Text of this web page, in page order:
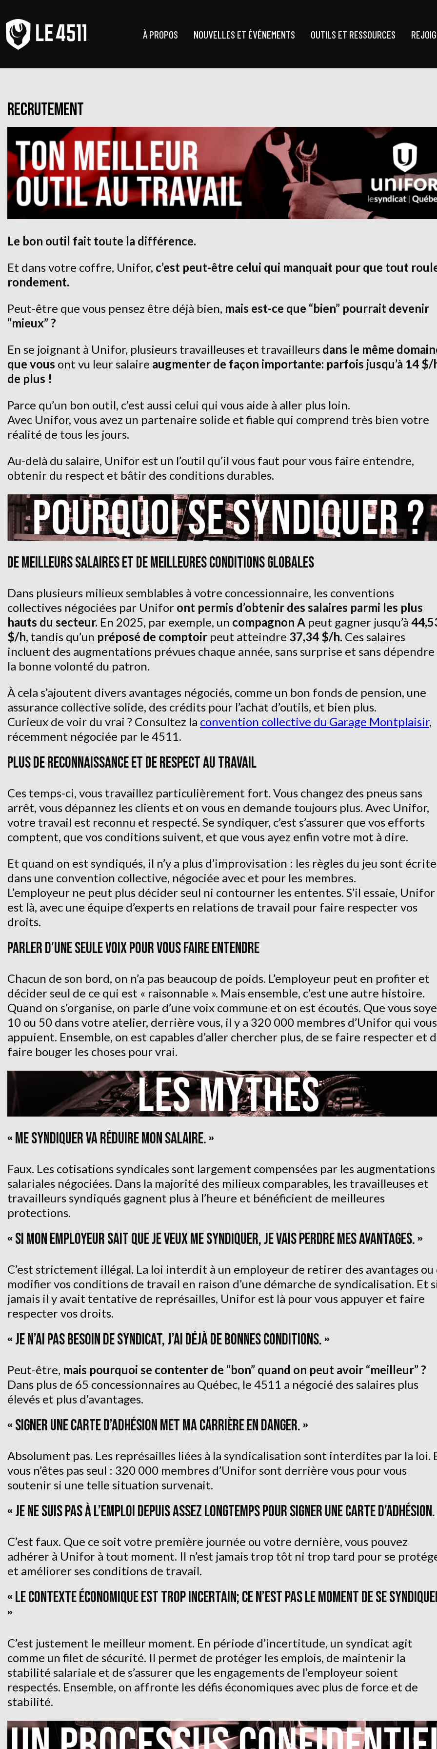
À PROPOS NOUVELLES ET ÉVÉNEMENTS OUTILS ET RESSOURCES
Recrutement
Le bon outil fait toute la différence.
Et dans votre coffre, Unifor, c’est peut-être celui qui manquait pour que tout
rondement.
Peut-être que vous pensez être déjà bien, mais est-ce que “bien” pourrait devenir
“mieux” ?
En se joignant à Unifor, plusieurs travailleuses et travailleurs dans le même
que vous ont vu leur salaire augmenter de façon importante: parfois jusqu’à 14 $/
de plus !
Parce qu’un bon outil, c’est aussi celui qui vous aide à aller plus loin.
Avec Unifor, vous avez un partenaire solide et fiable qui comprend très bien votre
réalité de tous les jours.
Au-delà du salaire, Unifor est un l’outil qu’il vous faut pour vous faire entendre,
obtenir du respect et bâtir des conditions durables.
DE MEILLEURS SALAIRES ET DE MEILLEURES CONDITIONS GLOBALES
Dans plusieurs milieux semblables à votre concessionnaire, les conventions
collectives négociées par Unifor ont permis d’obtenir des salaires parmi les plus
hauts du secteur. En 2025, par exemple, un compagnon A peut gagner jusqu’à
$/h, tandis qu’un préposé de comptoir peut atteindre 37,34 $/h. Ces salaires
incluent des augmentations prévues chaque année, sans surprise et sans dépendre
la bonne volonté du patron.
À cela s’ajoutent divers avantages négociés, comme un bon fonds de pension, une
assurance collective solide, des crédits pour l’achat d’outils, et bien plus.
Curieux de voir du vrai ? Consultez la convention collective du Garage Montplaisir,
récemment négociée par le 4511.
PLUS DE RECONNAISSANCE ET DE RESPECT AU TRAVAIL
Ces temps-ci, vous travaillez particulièrement fort. Vous changez des pneus sans
arrêt, vous dépannez les clients et on vous en demande toujours plus. Avec Unifor,
votre travail est reconnu et respecté. Se syndiquer, c’est s’assurer que vos efforts
comptent, que vos conditions suivent, et que vous ayez enfin votre mot à dire.
Et quand on est syndiqués, il n’y a plus d’improvisation : les règles du jeu sont
dans une convention collective, négociée avec et pour les membres.
L’employeur ne peut plus décider seul ni contourner les ententes. S’il essaie, Unifor
est là, avec une équipe d’experts en relations de travail pour faire respecter vos
droits.
PARLER D’UNE SEULE VOIX POUR VOUS FAIRE ENTENDRE
Chacun de son bord, on n’a pas beaucoup de poids. L’employeur peut en profiter et
décider seul de ce qui est « raisonnable ». Mais ensemble, c’est une autre histoire.
Quand on s’organise, on parle d’une voix commune et on est écoutés. Que vous
10 ou 50 dans votre atelier, derrière vous, il y a 320 000 membres d’Unifor qui vous
appuient. Ensemble, on est capables d’aller chercher plus, de se faire respecter et
faire bouger les choses pour vrai.
« ME SYNDIQUER VA RÉDUIRE MON SALAIRE. »
Faux. Les cotisations syndicales sont largement compensées par les augmentations
salariales négociées. Dans la majorité des milieux comparables, les travailleuses et
travailleurs syndiqués gagnent plus à l’heure et bénéficient de meilleures
protections.
« SI MON EMPLOYEUR SAIT QUE JE VEUX ME SYNDIQUER, JE VAIS PERDRE MES AVANTAGES. »
C’est strictement illégal. La loi interdit à un employeur de retirer des avantages ou
modifier vos conditions de travail en raison d’une démarche de syndicalisation. Et
jamais il y avait tentative de représailles, Unifor est là pour vous appuyer et faire
respecter vos droits.
« JE N’AI PAS BESOIN DE SYNDICAT, J’AI DÉJÀ DE BONNES CONDITIONS. »
Peut-être, mais pourquoi se contenter de “bon” quand on peut avoir “meilleur” ?
Dans plus de 65 concessionnaires au Québec, le 4511 a négocié des salaires plus
élevés et plus d’avantages.
« SIGNER UNE CARTE D’ADHÉSION MET MA CARRIÈRE EN DANGER. »
Absolument pas. Les représailles liées à la syndicalisation sont interdites par la loi.
vous n’êtes pas seul : 320 000 membres d’Unifor sont derrière vous pour vous
soutenir si une telle situation survenait.
« JE NE SUIS PAS À L’EMPLOI DEPUIS ASSEZ LONGTEMPS POUR SIGNER UNE CARTE
C’est faux. Que ce soit votre première journée ou votre dernière, vous pouvez
adhérer à Unifor à tout moment. Il n’est jamais trop tôt ni trop tard pour se
et améliorer ses conditions de travail.
« LE CONTEXTE ÉCONOMIQUE EST TROP INCERTAIN; CE N’EST PAS LE MOMENT DE SE
»
C’est justement le meilleur moment. En période d’incertitude, un syndicat agit
comme un filet de sécurité. Il permet de protéger les emplois, de maintenir la
stabilité salariale et de s’assurer que les engagements de l’employeur soient
respectés. Ensemble, on affronte les défis économiques avec plus de force et de
stabilité.